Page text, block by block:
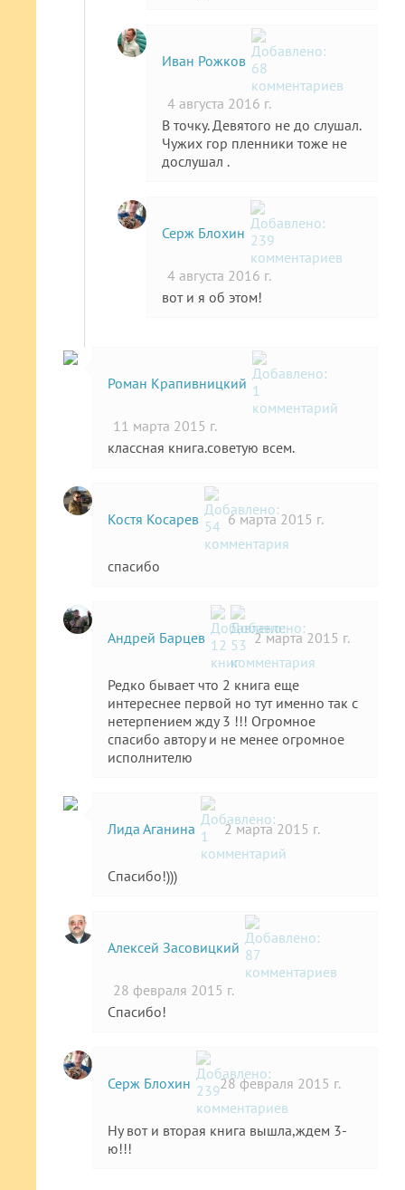
Иван Рожков
4 августа 2016 г.
В точку. Девятого не до слушал.
Чужих гор пленники тоже не
дослушал .
Серж Блохин
4 августа 2016 г.
вот и я об этом!
Роман Крапивницкий
11 марта 2015 г.
классная книга.советую всем.
Костя Косарев 6 марта 2015 г.
спасибо
Андрей Барцев 2 марта 2015 г.
Редко бывает что 2 книга еще
интереснее первой но тут именно так с
нетерпением жду 3 !!! Огромное
спасибо автору и не менее огромное
исполнителю
Лида Аганина 2 марта 2015 г.
Спасибо!)))
Алексей Засовицкий
28 февраля 2015 г.
Спасибо!
Серж Блохин 28 февраля 2015 г.
Ну вот и вторая книга вышла,ждем 3-
ю!!!